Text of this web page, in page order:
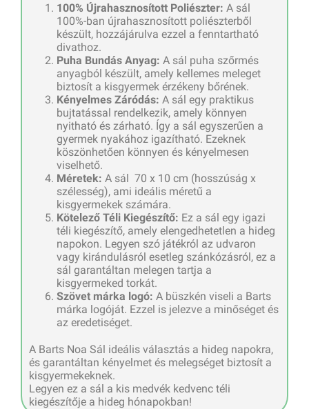
100% Újrahasznosított Poliészter: A sál
100%-ban újrahasznosított poliészterből
készült, hozzájárulva ezzel a fenntartható
divathoz.
Puha Bundás Anyag: A sál puha szőrmés
anyagból készült, amely kellemes meleget
biztosít a kisgyermek érzékeny bőrének.
Kényelmes Záródás: A sál egy praktikus
bujtatással rendelkezik, amely könnyen
nyitható és zárható. Így a sál egyszerűen a
gyermek nyakához igazítható. Ezeknek
köszönhetően könnyen és kényelmesen
viselhető.
Méretek: A sál 70 x 10 cm (hosszúság x
szélesség), ami ideális méretű a
kisgyermekek számára.
Kötelező Téli Kiegészítő: Ez a sál egy igazi
téli kiegészítő, amely elengedhetetlen a hideg
napokon. Legyen szó játékról az udvaron
vagy kirándulásról esetleg szánkózásról, ez a
sál garantáltan melegen tartja a
kisgyermeked torkát.
Szövet márka logó: A büszkén viseli a Barts
márka logóját. Ezzel is jelezve a minőséget és
az eredetiséget.
A Barts Noa Sál ideális választás a hideg napokra,
és garantáltan kényelmet és melegséget biztosít a
kisgyermekeknek.
Legyen ez a sál a kis medvék kedvenc téli
kiegészítője a hideg hónapokban!